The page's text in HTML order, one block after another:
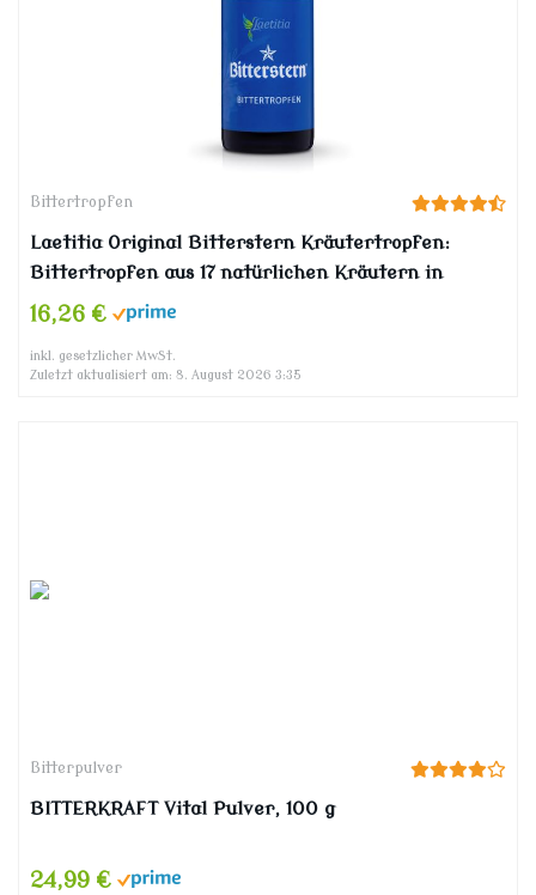
Bittertropfen
Laetitia Original Bitterstern Kräutertropfen:
Bittertropfen aus 17 natürlichen Kräutern in
bester Qualität – aromatisch-feiner, abgerundeter
16,26 €
inkl. gesetzlicher MwSt.
Zuletzt aktualisiert am: 8. August 2026 3:35
Bitterpulver
BITTERKRAFT Vital Pulver, 100 g
24,99 €